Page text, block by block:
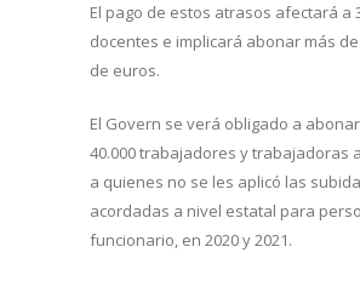
El pago de estos atrasos afectará a
docentes e implicará abonar más
de euros.
El Govern se verá obligado a
40.000 trabajadores y trabajadoras
a quienes no se les aplicó las
acordadas a nivel estatal para
funcionario, en 2020 y 2021.